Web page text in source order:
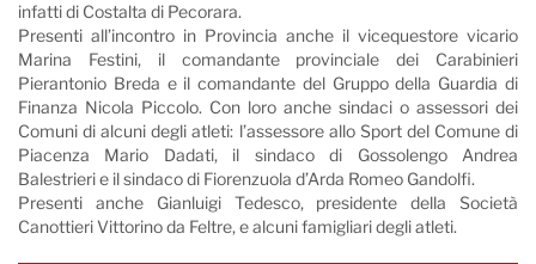
infatti di Costalta di Pecorara.
Presenti all’incontro in Provincia anche il vicequestore vicario
Marina Festini, il comandante provinciale dei Carabinieri
Pierantonio Breda e il comandante del Gruppo della Guardia di
Finanza Nicola Piccolo. Con loro anche sindaci o assessori dei
Comuni di alcuni degli atleti: l’assessore allo Sport del Comune di
Piacenza Mario Dadati, il sindaco di Gossolengo Andrea
Balestrieri e il sindaco di Fiorenzuola d’Arda Romeo Gandolfi.
Presenti anche Gianluigi Tedesco, presidente della Società
Canottieri Vittorino da Feltre, e alcuni famigliari degli atleti.